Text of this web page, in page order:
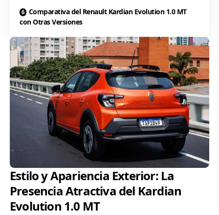
Comparativa del Renault Kardian Evolution 1.0 MT
con Otras Versiones
Estilo y Apariencia Exterior: La
Presencia Atractiva del Kardian
Evolution 1.0 MT